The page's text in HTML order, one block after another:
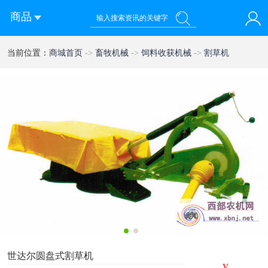
商品
您好！欢迎来到西部农机网
当前位置： 商城首页 -> 畜牧机械 -> 饲料收获机械 -> 割草机
世达尔圆盘式割草机